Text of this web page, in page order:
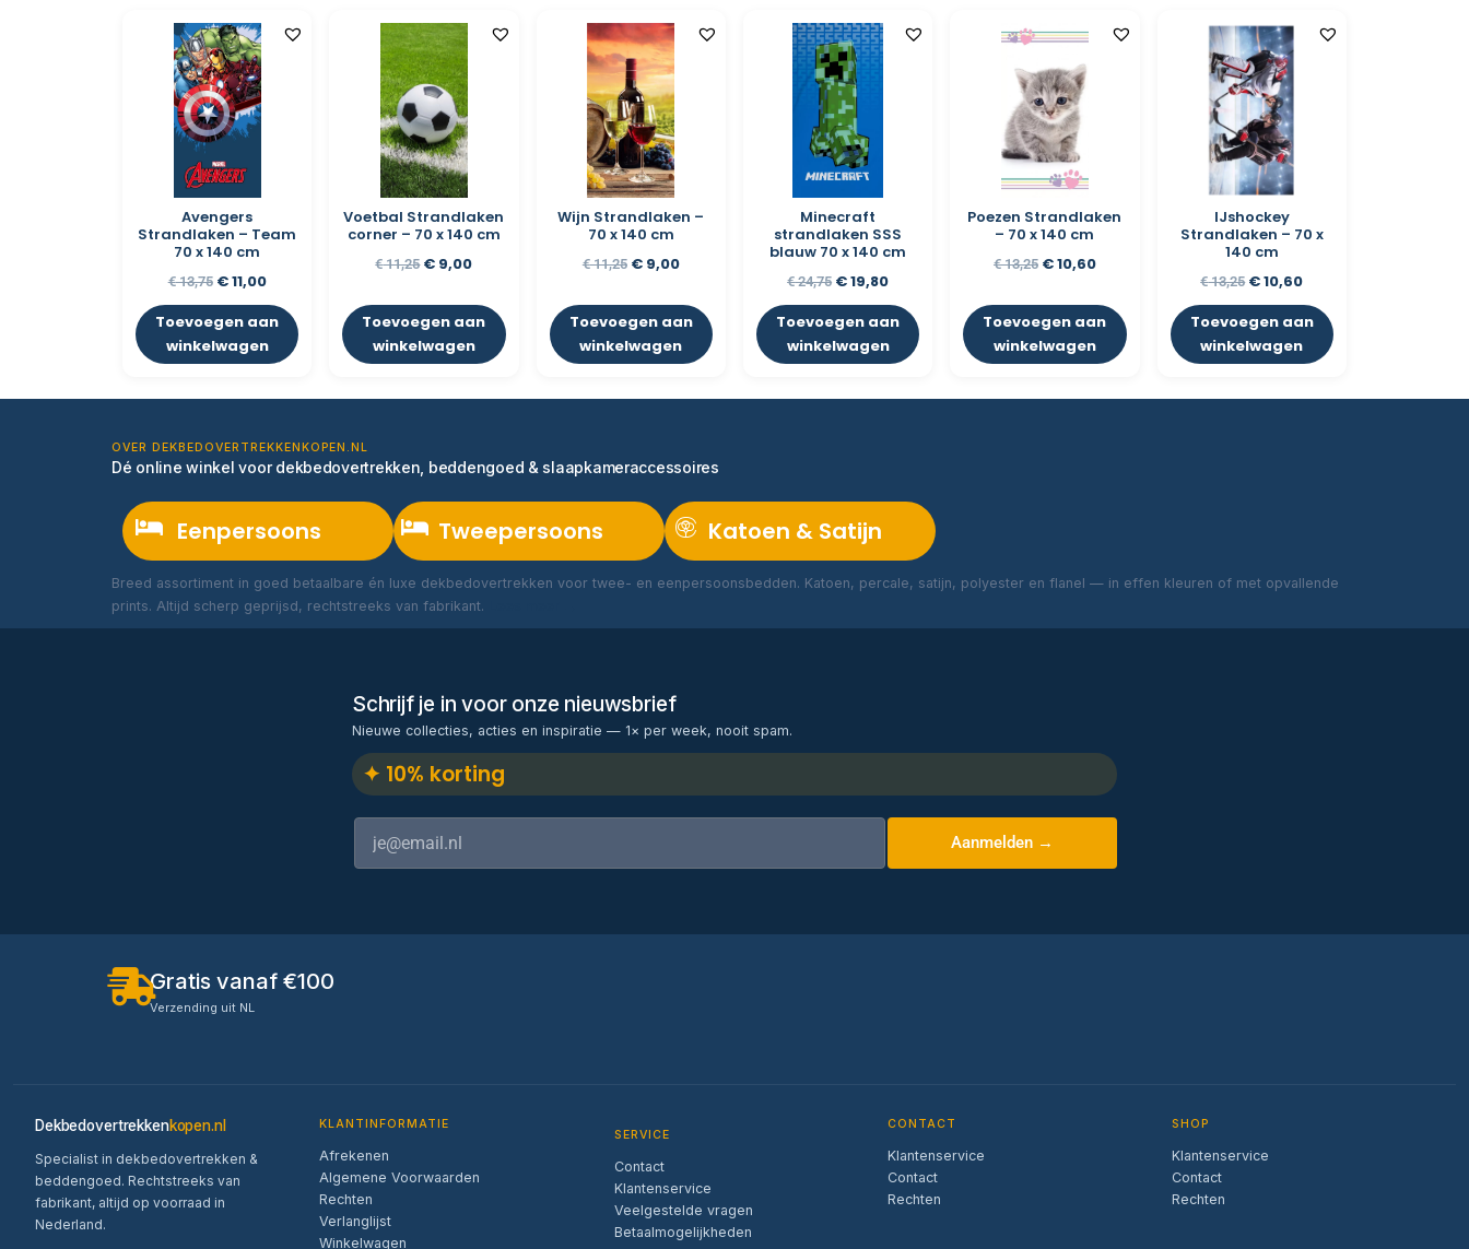
Avengers
Strandlaken – Team
70 x 140 cm
€13,75 €11,00
Toevoegen aan
winkelwagen
Voetbal Strandlaken
corner – 70 x 140 cm
€11,25 € 9,00
Toevoegen aan
winkelwagen
Wijn Strandlaken –
70 x 140 cm
€11,25 €9,00
Toevoegen aan
winkelwagen
Minecraft
strandlaken SSS
blauw 70 x 140 cm
€24,75 €19,80
Toevoegen aan
winkelwagen
Poezen Strandlaken
– 70 x 140 cm
€13,25 €10,60
Toevoegen aan
winkelwagen
IJshockey
Strandlaken – 70 x
140 cm
€13,25 €10,60
Toevoegen aan
winkelwagen
OVER DEKBEDOVERTREKKENKOPEN.NL
Dé online winkel voor dekbedovertrekken, beddengoed & slaapkameraccessoires
Eenpersoons Tweepersoons Katoen & Satijn
Breed assortiment in goed betaalbare én luxe dekbedovertrekken voor twee- en eenpersoonsbedden. Katoen, percale, satijn, polyester en flanel — in effen kleuren of met opvallende
prints. Altijd scherp geprijsd, rechtstreeks van fabrikant.
Schrijf je in voor onze nieuwsbrief
Nieuwe collecties, acties en inspiratie — 1× per week, nooit spam.
✦ 10% korting
Aanmelden →
Gratis vanaf €100
Verzending uit NL
Dekbedovertrekkenkopen.nl
Specialist in dekbedovertrekken &
beddengoed. Rechtstreeks van
fabrikant, altijd op voorraad in
Nederland.
KLANTINFORMATIE
Afrekenen
Algemene Voorwaarden
Rechten
Verlanglijst
Winkelwagen
SERVICE
Contact
Klantenservice
Veelgestelde vragen
Betaalmogelijkheden
CONTACT
Klantenservice
Contact
Rechten
SHOP
Klantenservice
Contact
Rechten